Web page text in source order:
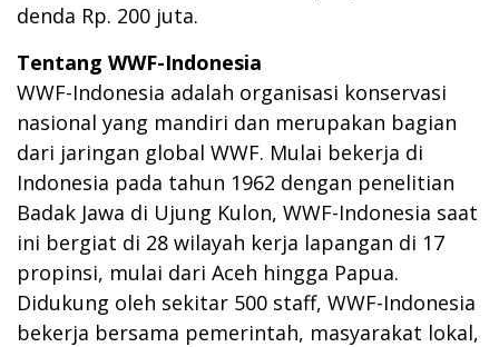
denda Rp. 200 juta.
Tentang WWF-Indonesia
WWF-Indonesia adalah organisasi konservasi
nasional yang mandiri dan merupakan bagian
dari jaringan global WWF. Mulai bekerja di
Indonesia pada tahun 1962 dengan penelitian
Badak Jawa di Ujung Kulon, WWF-Indonesia saat
ini bergiat di 28 wilayah kerja lapangan di 17
propinsi, mulai dari Aceh hingga Papua.
Didukung oleh sekitar 500 staff, WWF-Indonesia
bekerja bersama pemerintah, masyarakat lokal,